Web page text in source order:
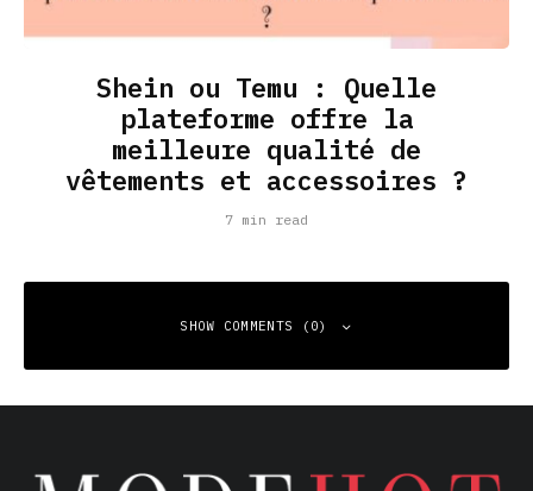
Shein ou Temu : Quelle
plateforme offre la
meilleure qualité de
vêtements et accessoires ?
7 min read
SHOW COMMENTS (0)